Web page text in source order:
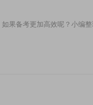
果备考更加高效呢？小编